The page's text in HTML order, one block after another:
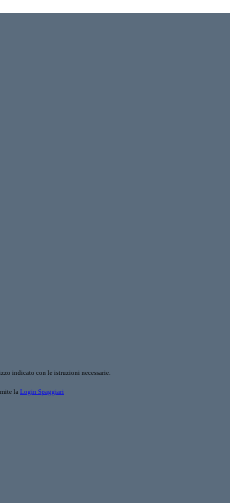
indicato con le istruzioni necessarie.
la Login Spaggiari